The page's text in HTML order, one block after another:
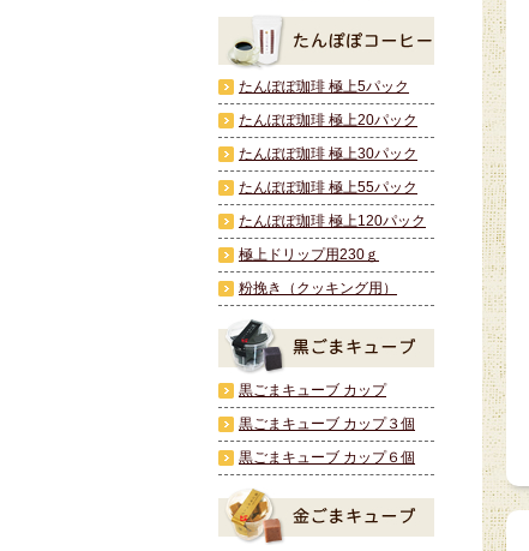
たんぽぽ珈琲 極上5パック
たんぽぽ珈琲 極上20パック
たんぽぽ珈琲 極上30パック
たんぽぽ珈琲 極上55パック
たんぽぽ珈琲 極上120パック
極上ドリップ用230ｇ
粉挽き（クッキング用）
黒ごまキューブ カップ
黒ごまキューブ カップ３個
黒ごまキューブ カップ６個